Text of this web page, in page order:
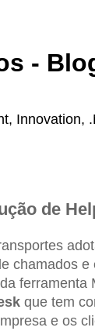
-
Innovation,
de
chamados
ferramenta
que tem
e os